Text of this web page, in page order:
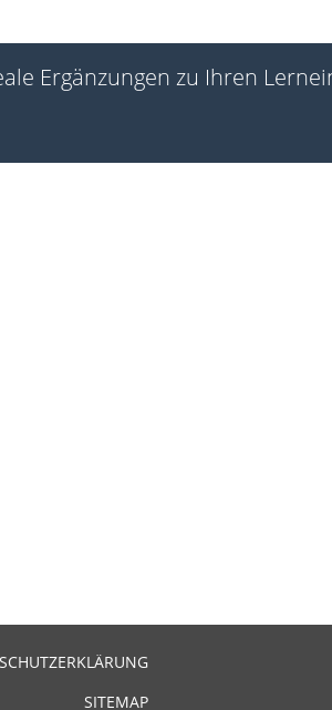
Ergänzungen zu Ihren
SITEMAP